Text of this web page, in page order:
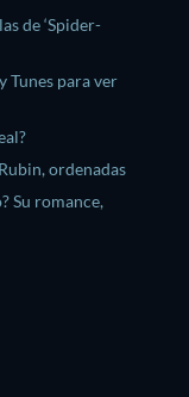
de ‘Spider-
Tunes para ver
ordenadas
Su romance,